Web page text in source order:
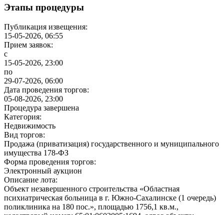
Этапы процедуры
Публикация извещения:
15-05-2026, 06:55
Прием заявок:
с
15-05-2026, 23:00
по
29-07-2026, 06:00
Дата проведения торгов:
05-08-2026, 23:00
Процедура завершена
Категория:
Недвижимость
Вид торгов:
Продажа (приватизация) государственного и муниципального
имущества 178-ФЗ
Форма проведения торгов:
Электронный аукцион
Описание лота:
Объект незавершенного строительства «Областная
психиатрическая больница в г. Южно-Сахалинске (1 очередь)
поликлиника на 180 пос.», площадью 1756,1 кв.м.,